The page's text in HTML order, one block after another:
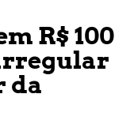
R$ 100
da